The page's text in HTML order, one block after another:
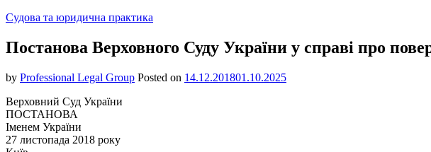
Судова та юридична практика
Постанова Верховного Суду України у справі про
by Professional Legal Group Posted on 14.12.201801.10.2025
Верховний Суд України
ПОСТАНОВА
Іменем України
27 листопада 2018 року